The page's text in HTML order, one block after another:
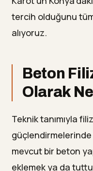
tercih olduğunu
alıyoruz.
Beton
Olarak
Teknik tanımıyla
mevcut bir beton
eklemek ya da